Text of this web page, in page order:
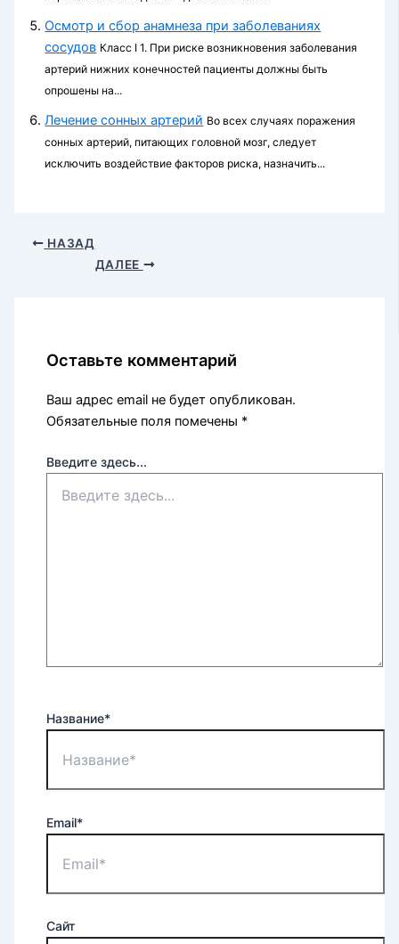
Осмотр и сбор анамнеза при заболеваниях
сосудов Класс I 1. При риске возникновения заболевания
артерий ниж­них конечностей пациенты должны быть
опрошены на...
Лечение сонных артерий Во всех случаях поражения
сонных артерий, питающих головной мозг, следует
исключить воздействие факторов риска, назначить...
НАЗАД
ДАЛЕЕ
Оставьте комментарий
Ваш адрес email не будет опубликован.
Обязательные поля помечены *
Введите здесь...
Название*
Email*
Сайт